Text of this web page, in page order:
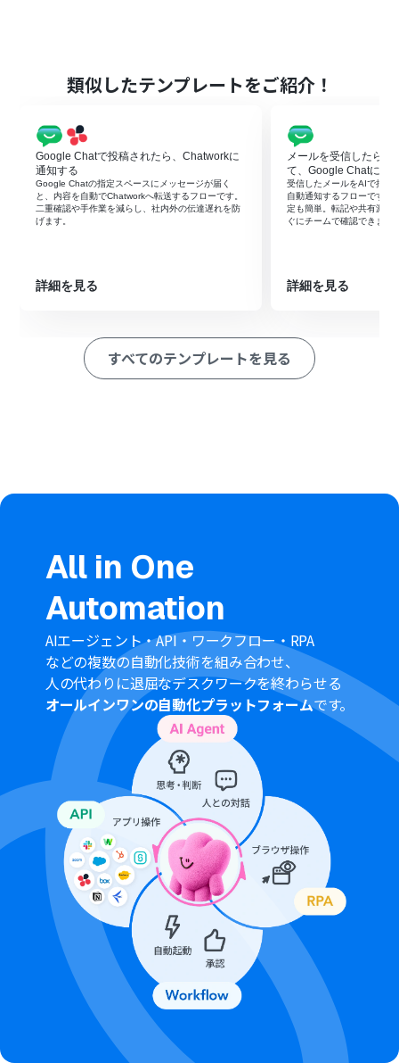
違いや作成漏れといったヒューマンエラーのリスクを軽
■フローボットの流れ
はじめに、Google ChatとBoxをYoomと連携します。
トリガーでGoogle Chatを選択し、「スペースにメッセー
ジが送信されたら」アクションを設定します。
アクションが実行されるようにします。
最後に、オペレーションでBoxを選択し、「フォルダを作
※「トリガー」：フロー起動のきっかけとなるアクション、「オ
ペレーション」：トリガー起動後、フロー内で処理を行うアク
させたいスペースのリソース名を任意で設定可能です。
Boxにフォルダを作成する際、フォルダ名や格納先の親フ
ォルダ（コンテンツID）を任意のものに指定できます。
注意事項
Google Chat、BoxのそれぞれとYoomを連携してくださ
い。
トリガーは5分、10分、15分、30分、60分の間隔で起動
間隔を選択できます。
プランによって最短の起動間隔が異なりますので、ご注意
ください。
Google Chatとの連携はGoogle Workspaceの場合のみ
可能です。詳細は
こちらを参照ください。
分岐はミニプラン以上のプランでご利用いただける機能
（オペレーション）となっております。フリープランの場
合は設定しているフローボットのオペレーションはエラ
ーとなりますので、ご注意ください。
ミニプランなどの有料プランは、2週間の無料トライアル
を行うことが可能です。無料トライアル中には制限対象の
アプリや機能（オペレーション）を使用することができ
ます。
類似したテンプレートをご紹介！
Google Chatで投稿されたら、Chatworkに
通知する
Google Chatの指定スペースにメッセージが届く
と、内容を自動でChatworkへ転送するフローです。
二重確認や手作業を減らし、社内外の伝達遅れを防
げます。
詳細を見る
メールを受信したら
て、Google Chatに通
受信したメールをAIで抽出
自動通知するフローです。
定も簡単。転記や共有漏れ
ぐにチームで確認できます
詳細を見る
すべてのテンプレートを見る
All in One
Automation
AIエージェント・API・ワークフロー・RPA
などの複数の自動化技術を組み合わせ、
人の代わりに退屈なデスクワークを終わらせる
オールインワンの自動化プラットフォームです。